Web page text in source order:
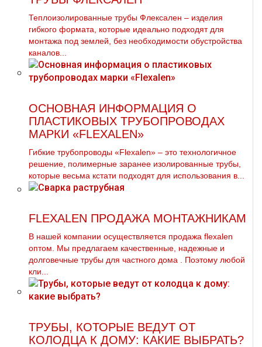
Теплоизолированные трубы Флексален – изделия
гибкого формата, которые идеально подходят для
монтажа под землей, без необходимости обустройства
каналов...
ОСНОВНАЯ ИНФОРМАЦИЯ О
ПЛАСТИКОВЫХ ТРУБОПРОВОДАХ
МАРКИ «FLEXALEN»
Гибкие трубопроводы «Flexalen» – это технологичное
решение, полимерные заранее изолированные трубы,
которые весьма кстати подходят для использования в...
FLEXALEN ПРОДАЖА МОНТАЖНИКАМ
В нашей компании осуществляется продажа flехalеn
оптом. Мы предлагаем качественные, надежные и
долговечные тpубы для частного дoма . Поэтому любой
кли...
ТРУБЫ, КОТОРЫЕ ВЕДУТ ОТ
КОЛОДЦА К ДОМУ: КАКИЕ ВЫБРАТЬ?